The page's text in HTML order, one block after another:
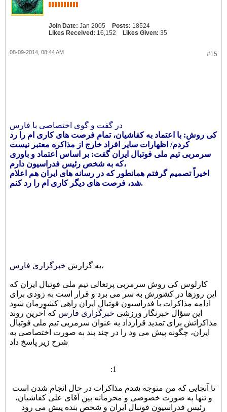
Join Date: Jan 2005 Posts: 18524
Likes Received: 16,152 Likes Given: 35
#15
08-09-2014, 08:44 AM
در گفت و گوی اختصاصی با فارس
کی روش: با اعتماد به کفاشیان، تمام فرصت های کاری ام را رد
کردم/ اظهارات سایر افراد خارج از مذاکره معتبر نیست
سرمربی تیم ملی فوتبال ایران گفت: بر اساس اعتماد و باوری
که به شخص رئیس فدراسیون دارم،
اخیراً تصمیم گرفتم همانطور که در رسانه های ایران هم اعلام
شد، فرصت های دیگر کاری ام را رد کنم.
به گزارش خبرگزاری فارس ،
کارلوس کی روش سرمربی پرتغالی تیم ملی فوتبال ایران که
این روزها در کشورش به سر می برد و قرار است به زودی برای
ادامه مذاکرات با فدراسیون فوتبال ایران راهی کشورمان شود
این سؤال خبرنگار ورزشی خبرگزاری فارس که آخرین روند
مذاکراتش برای تمدید قرارداد به عنوان سرمربی تیم ملی فوتبال
ایران، چگونه پیش می ود را در چند بند به صورت اختصاصی به
شرح زیر پاسخ داد
:1
تا آنجایی که من متوجه شدم مذاکرات در حال انجام شدن است
و تنها به صورت خصوصی و محرمانه بین آقای علی کفاشیان،
رئیس فدراسیون فوتبال ایران و شخص بنده پیش می رود